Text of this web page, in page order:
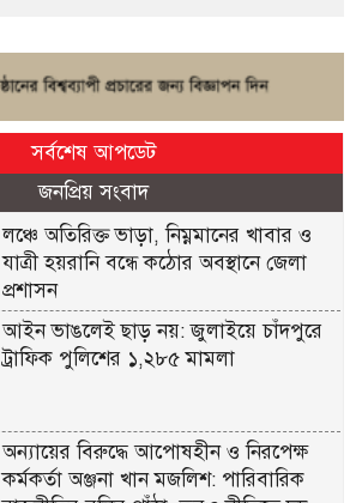
সর্বশেষ আপডেট
জনপ্রিয় সংবাদ
লঞ্চে অতিরিক্ত ভাড়া, নিম্নমানের খাবার ও
যাত্রী হয়রানি বন্ধে কঠোর অবস্থানে জেলা
প্রশাসন
আইন ভাঙলেই ছাড় নয়: জুলাইয়ে চাঁদপুরে
ট্রাফিক পুলিশের ১,২৮৫ মামলা
অন্যায়ের বিরুদ্ধে আপোষহীন ও নিরপেক্ষ
কর্মকর্তা অঞ্জনা খান মজলিশ: পারিবারিক